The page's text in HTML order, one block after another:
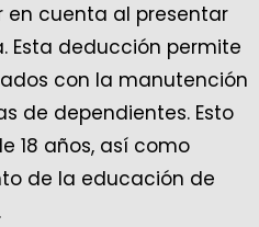
en cuenta al presentar
Esta deducción permite
con la manutención
de dependientes. Esto
18 años, así como
de la educación de